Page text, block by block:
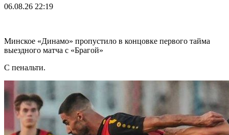
06.08.26 22:19
Минское «Динамо» пропустило в концовке первого тайма
выездного матча с «Брагой»
С пенальти.